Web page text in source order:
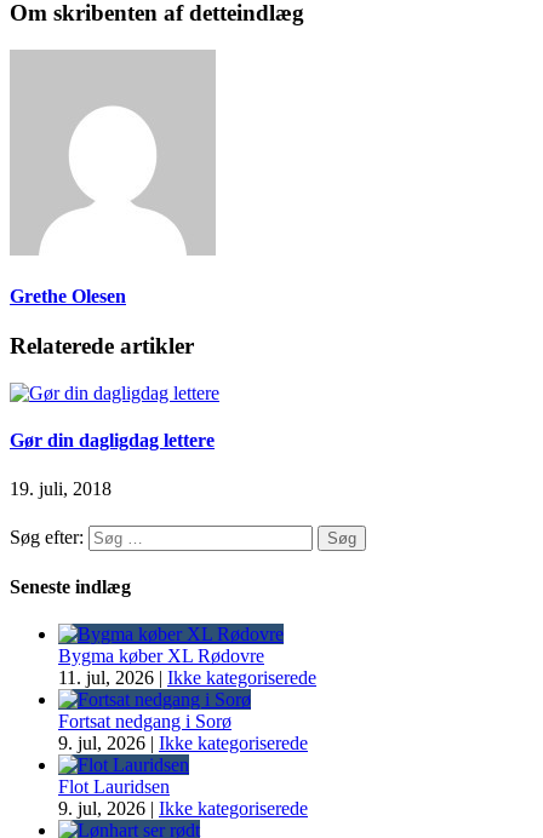
Om skribenten af detteindlæg
Grethe Olesen
Relaterede artikler
Gør din dagligdag lettere
19. juli, 2018
Søg efter:
Seneste indlæg
Bygma køber XL Rødovre
11. jul, 2026 | Ikke kategoriserede
Fortsat nedgang i Sorø
9. jul, 2026 | Ikke kategoriserede
Flot Lauridsen
9. jul, 2026 | Ikke kategoriserede